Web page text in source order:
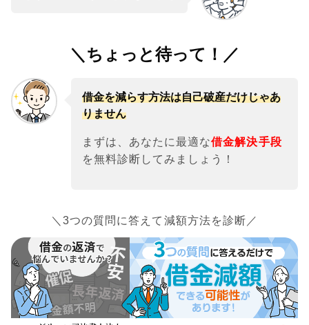
＼ちょっと待って！／
借金を減らす方法は自己破産だけじゃあ
りません
まずは、あなたに最適な借金解決手段
を無料診断してみましょう！
＼3つの質問に答えて減額方法を診断／